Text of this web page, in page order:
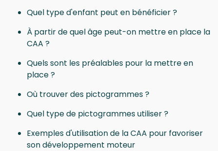
Quel type d'enfant peut en bénéficier ?
À partir de quel âge peut-on mettre en place la
CAA ?
Quels sont les préalables pour la mettre en
place ?
Où trouver des pictogrammes ?
Quel type de pictogrammes utiliser ?
Exemples d'utilisation de la CAA pour favoriser
son développement moteur